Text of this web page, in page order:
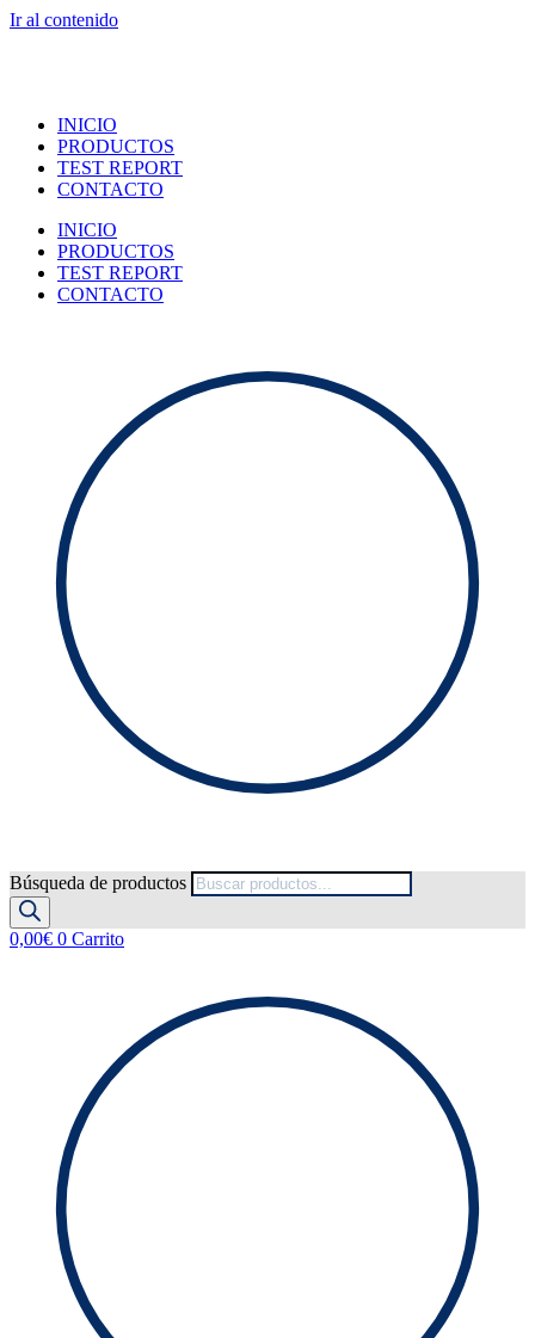
Ir al contenido
INICIO
PRODUCTOS
TEST REPORT
CONTACTO
INICIO
PRODUCTOS
TEST REPORT
CONTACTO
Búsqueda de productos
0,00€ 0 Carrito